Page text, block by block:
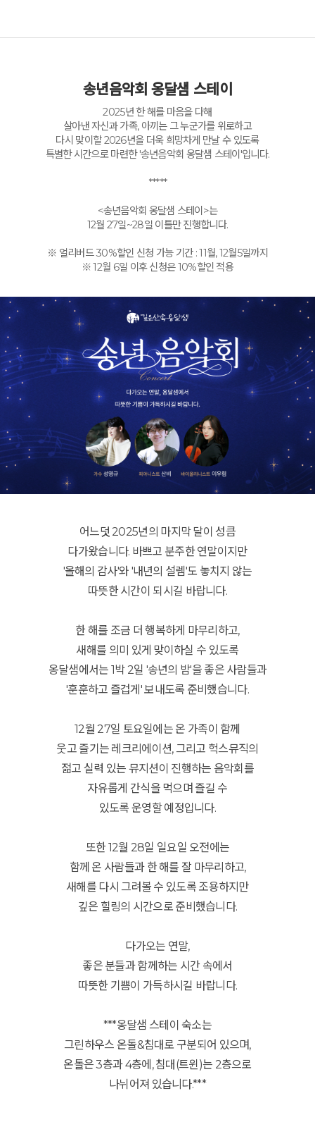
송년음악회 옹달샘 스테이
2025년 한 해를 마음을 다해
살아낸 자신과 가족, 아끼는 그 누군가를 위로하고
다시 맞이할 2026년을 더욱 희망차게 만날 수 있도록
특별한 시간으로 마련한 '송년음악회 옹달샘 스테이'입니다.
*****
<송년음악회 옹달샘 스테이>는
12월 27일~28일 이틀만 진행합니다.
※ 얼리버드 30%할인 신청 가능 기간 : 11월, 12월5일까지
※ 12월 6일 이후 신청은 10%할인 적용
어느덧 2025년의 마지막 달이 성큼
다가왔습니다. 바쁘고 분주한 연말이지만
'올해의 감사'와 '내년의 설렘'도 놓치지 않는
따뜻한 시간이 되시길 바랍니다.
한 해를 조금 더 행복하게 마무리하고,
새해를 의미 있게 맞이하실 수 있도록
옹달샘에서는 1박 2일 '송년의 밤'을 좋은 사람들과
'훈훈하고 즐겁게' 보내도록 준비했습니다.
12월 27일 토요일에는 온 가족이 함께
웃고 즐기는 레크리에이션, 그리고 헉스뮤직의
젊고 실력 있는 뮤지션이 진행하는 음악회를
자유롭게 간식을 먹으며 즐길 수
있도록 운영할 예정입니다.
또한 12월 28일 일요일 오전에는
함께 온 사람들과 한 해를 잘 마무리하고,
새해를 다시 그려볼 수 있도록 조용하지만
깊은 힐링의 시간으로 준비했습니다.
다가오는 연말,
좋은 분들과 함께하는 시간 속에서
따뜻한 기쁨이 가득하시길 바랍니다.
***옹달샘 스테이 숙소는
그린하우스 온돌&침대로 구분되어 있으며,
온돌은 3층과 4층에, 침대(트윈)는 2층으로
나뉘어져 있습니다.***